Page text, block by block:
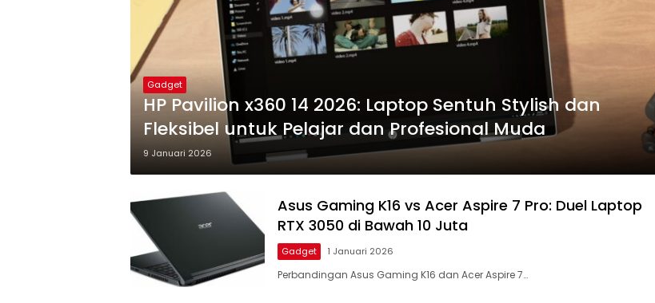
Gadget
HP Pavilion x360 14 2026: Laptop Sentuh Stylish dan
Fleksibel untuk Pelajar dan Profesional Muda
9 Januari 2026
Asus Gaming K16 vs Acer Aspire 7 Pro: Duel Laptop
RTX 3050 di Bawah 10 Juta
Gadget 1 Januari 2026
Perbandingan Asus Gaming K16 dan Acer Aspire 7…